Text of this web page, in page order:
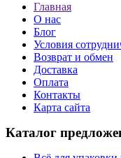
Главная
О нас
Блог
Условия
Возврат и обмен
Доставка
Оплата
Контакты
Карта сайта
Каталог